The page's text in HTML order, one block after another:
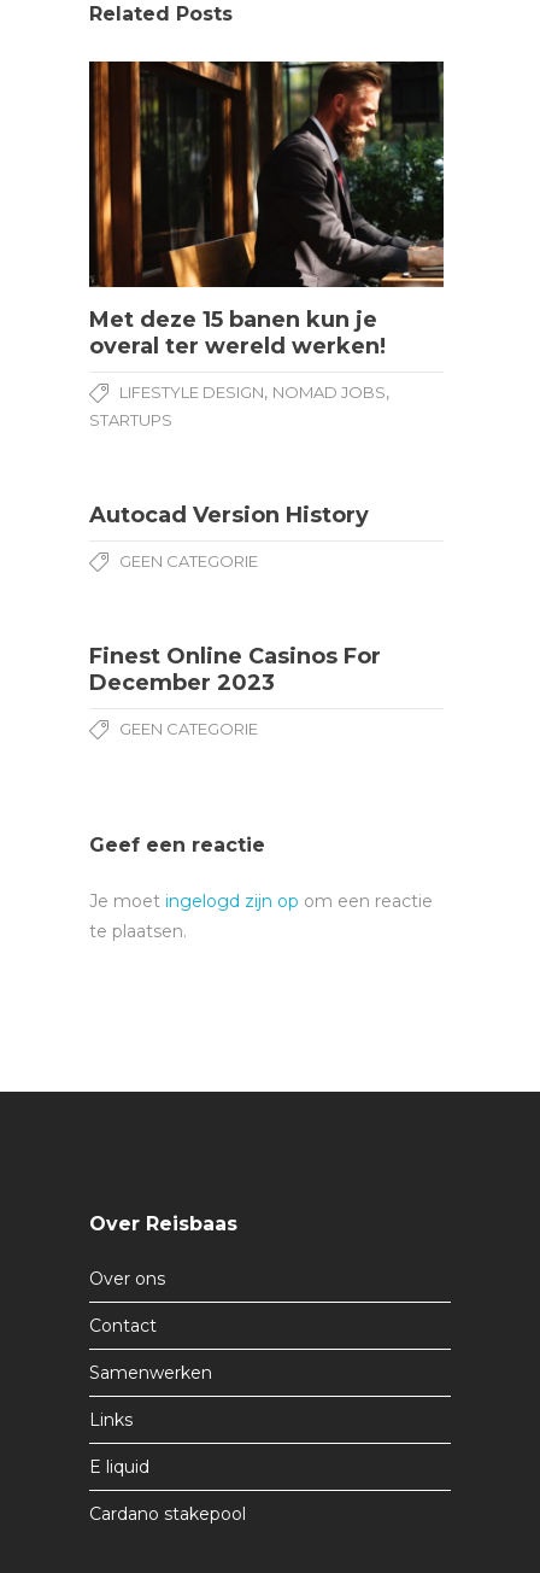
Related Posts
Met deze 15 banen kun je
overal ter wereld werken!
LIFESTYLE DESIGN, NOMAD JOBS,
STARTUPS
Autocad Version History
GEEN CATEGORIE
Finest Online Casinos For
December 2023
GEEN CATEGORIE
Geef een reactie
Je moet ingelogd zijn op om een reactie
te plaatsen.
Over Reisbaas
Over ons
Contact
Samenwerken
Links
E liquid
Cardano stakepool